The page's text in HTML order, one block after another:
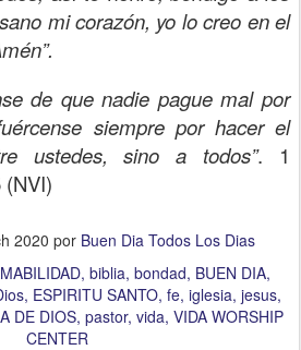
mi corazón, yo lo creo en el
de que nadie pague mal por
siempre por hacer el
ustedes, sino a todos”. 1
(NVI)
2020 por Buen Dia Todos Los Dias
biblia bondad BUEN DIA
ESPIRITU SANTO fe iglesia jesus
DE DIOS pastor vida VIDA WORSHIP
CENTER